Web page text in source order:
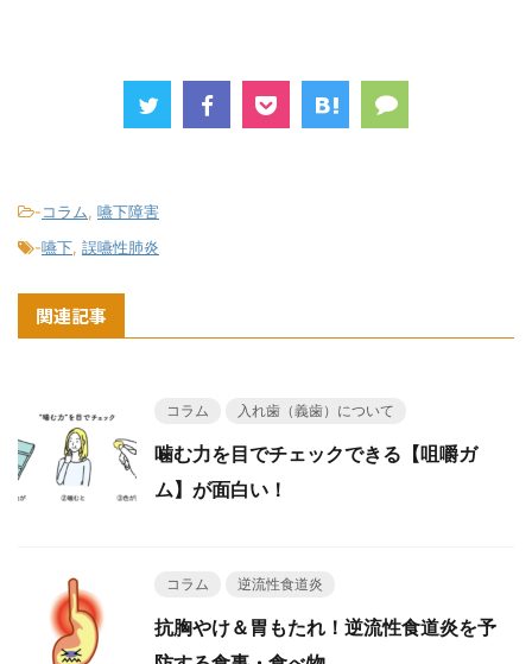
-コラム, 嚥下障害
-嚥下, 誤嚥性肺炎
関連記事
コラム 入れ歯（義歯）について
噛む力を目でチェックできる【咀嚼ガ
ム】が面白い！
コラム 逆流性食道炎
抗胸やけ＆胃もたれ！逆流性食道炎を予